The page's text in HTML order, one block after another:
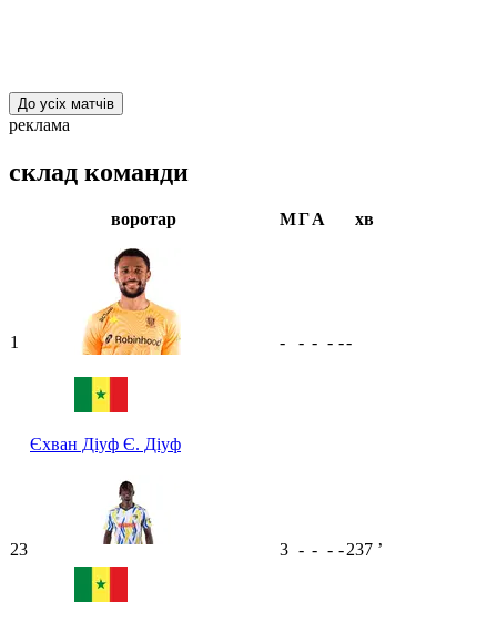
До усіх матчів
реклама
склад команди
воротар МГА хв
1
Єхван Діуф Є. Діуф
- - - - --
23 3 - - - -237 ʼ